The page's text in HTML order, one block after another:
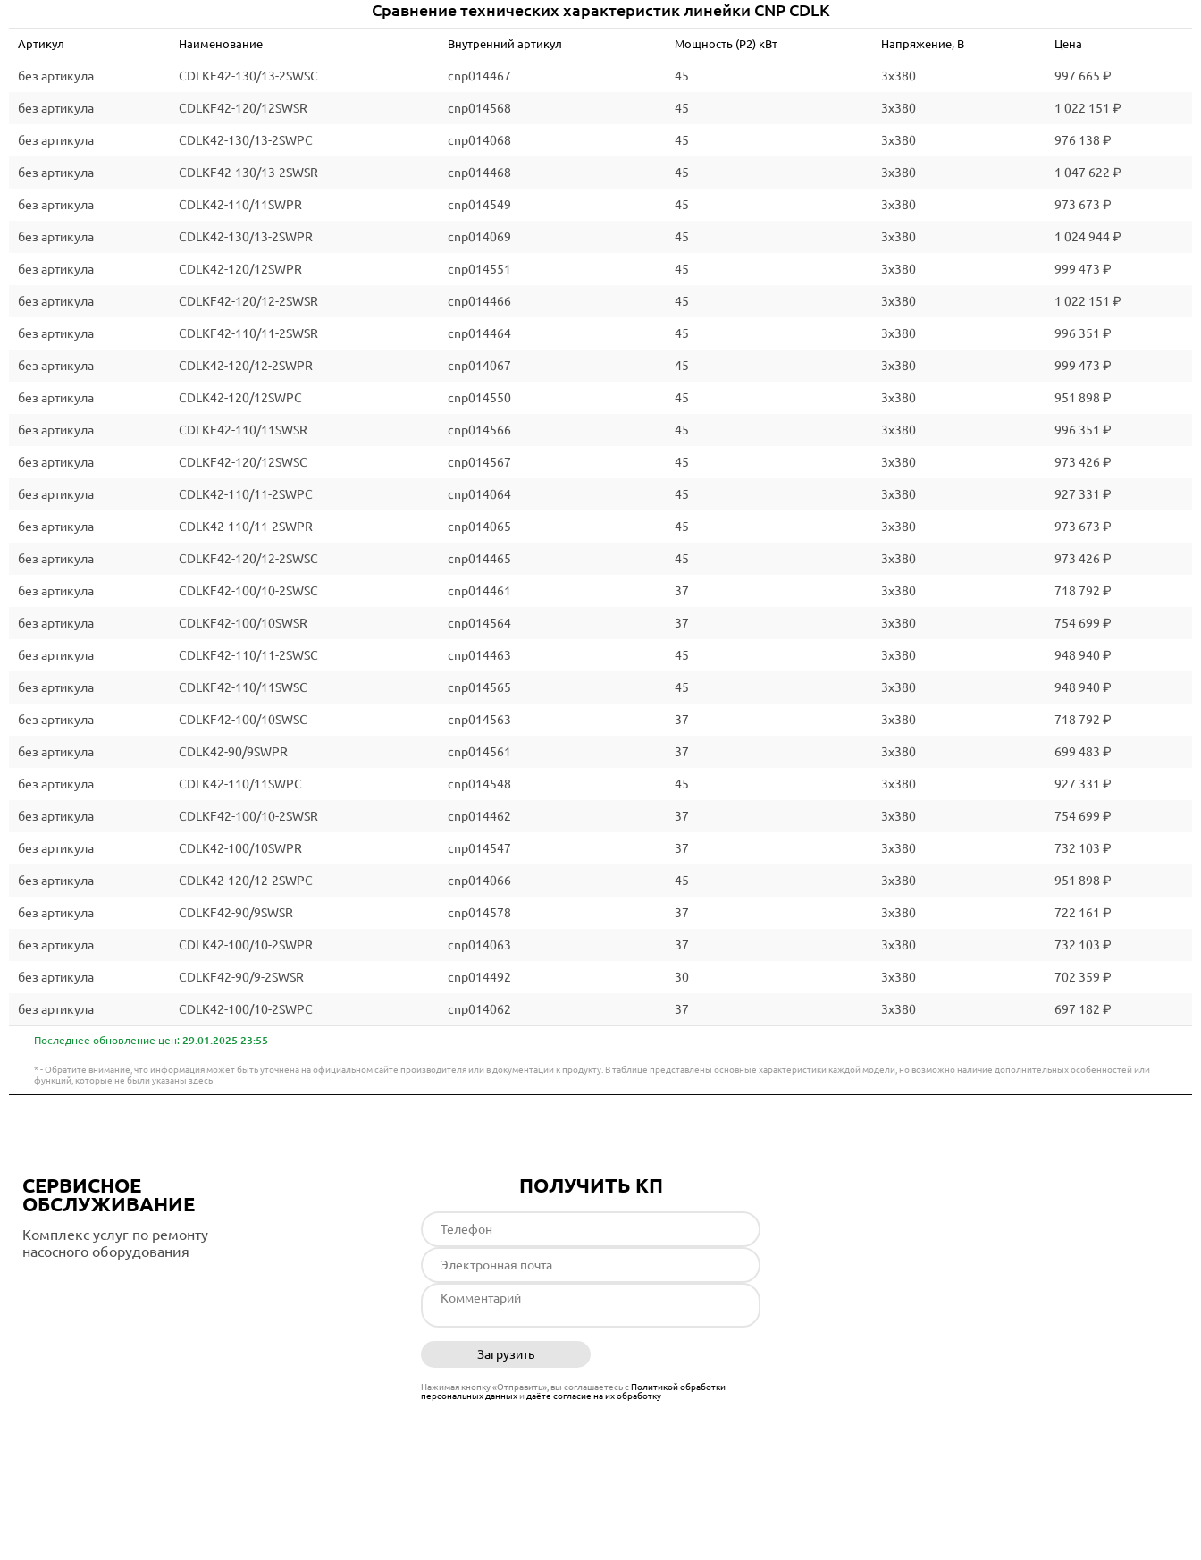
Сравнение технических характеристик линейки CNP CDLK
Артикул Наименование Внутренний артикул Мощность (P2) кВт Напряжение, В Цена
без артикула CDLKF42-130/13-2SWSC cnp014467 45 3x380 997 665 ₽
без артикула CDLKF42-120/12SWSR cnp014568 45 3x380 1 022 151 ₽
без артикула CDLK42-130/13-2SWPC cnp014068 45 3x380 976 138 ₽
без артикула CDLKF42-130/13-2SWSR cnp014468 45 3x380 1 047 622 ₽
без артикула CDLK42-110/11SWPR cnp014549 45 3x380 973 673 ₽
без артикула CDLK42-130/13-2SWPR cnp014069 45 3x380 1 024 944 ₽
без артикула CDLK42-120/12SWPR cnp014551 45 3x380 999 473 ₽
без артикула CDLKF42-120/12-2SWSR cnp014466 45 3x380 1 022 151 ₽
без артикула CDLKF42-110/11-2SWSR cnp014464 45 3x380 996 351 ₽
без артикула CDLK42-120/12-2SWPR cnp014067 45 3x380 999 473 ₽
без артикула CDLK42-120/12SWPC cnp014550 45 3x380 951 898 ₽
без артикула CDLKF42-110/11SWSR cnp014566 45 3x380 996 351 ₽
без артикула CDLKF42-120/12SWSC cnp014567 45 3x380 973 426 ₽
без артикула CDLK42-110/11-2SWPC cnp014064 45 3x380 927 331 ₽
без артикула CDLK42-110/11-2SWPR cnp014065 45 3x380 973 673 ₽
без артикула CDLKF42-120/12-2SWSC cnp014465 45 3x380 973 426 ₽
без артикула CDLKF42-100/10-2SWSC cnp014461 37 3x380 718 792 ₽
без артикула CDLKF42-100/10SWSR cnp014564 37 3x380 754 699 ₽
без артикула CDLKF42-110/11-2SWSC cnp014463 45 3x380 948 940 ₽
без артикула CDLKF42-110/11SWSC cnp014565 45 3x380 948 940 ₽
без артикула CDLKF42-100/10SWSC cnp014563 37 3x380 718 792 ₽
без артикула CDLK42-90/9SWPR cnp014561 37 3x380 699 483 ₽
без артикула CDLK42-110/11SWPC cnp014548 45 3x380 927 331 ₽
без артикула CDLKF42-100/10-2SWSR cnp014462 37 3x380 754 699 ₽
без артикула CDLK42-100/10SWPR cnp014547 37 3x380 732 103 ₽
без артикула CDLK42-120/12-2SWPC cnp014066 45 3x380 951 898 ₽
без артикула CDLKF42-90/9SWSR cnp014578 37 3x380 722 161 ₽
без артикула CDLK42-100/10-2SWPR cnp014063 37 3x380 732 103 ₽
без артикула CDLKF42-90/9-2SWSR cnp014492 30 3x380 702 359 ₽
без артикула CDLK42-100/10-2SWPC cnp014062 37 3x380 697 182 ₽
Последнее обновление цен: 29.01.2025 23:55
* - Обратите внимание, что информация может быть уточнена на официальном сайте производителя или в документации к продукту. В таблице представлены основные характеристики каждой модели, но возможно наличие дополнительных особенностей или
функций, которые не были указаны здесь
СЕРВИСНОЕ
ОБСЛУЖИВАНИЕ
Комплекс услуг по ремонту
насосного оборудования
ПОЛУЧИТЬ КП
Загрузить
Нажимая кнопку «Отправить», вы соглашаетесь сПолитикой обработки
персональных данныхи даёте согласие на их обработку